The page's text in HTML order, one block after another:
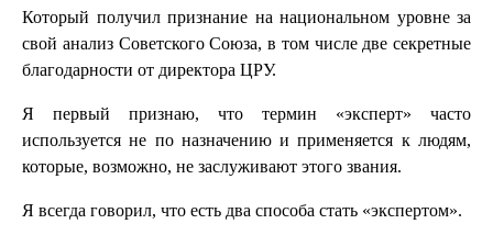
Который получил признание на национальном уровне за
свой анализ Советского Союза, в том числе две секретные
благодарности от директора ЦРУ.
Я первый признаю, что термин «эксперт» часто
используется не по назначению и применяется к людям,
которые, возможно, не заслуживают этого звания.
Я всегда говорил, что есть два способа стать «экспертом».